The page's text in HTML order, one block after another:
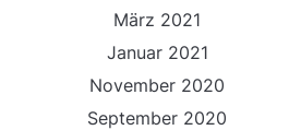
März 2021
Januar 2021
November 2020
September 2020